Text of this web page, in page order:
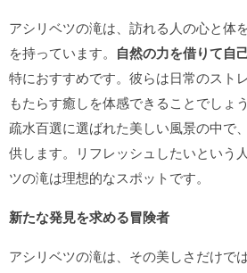
アシリベツの滝は、訪れる人の心と体
を持っています。 自然の力を借りて自
特におすすめです。彼らは日常のスト
もたらす癒しを体感できることでしょ
疏水百選に選ばれた美しい風景の中で
供します。リフレッシュしたいという
ツの滝は理想的なスポットです。
新たな発見を求める冒険者
アシリベツの滝は、その美しさだけで